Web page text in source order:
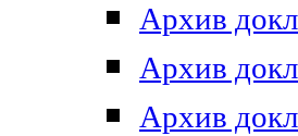
Архив
Архив
Архив